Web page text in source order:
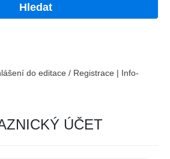
Hledat
do editace / Registrace | Info-
ÚČET